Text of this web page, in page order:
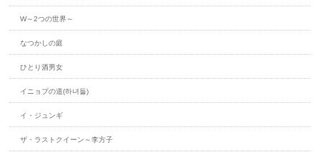
W～2つの世界～
なつかしの庭
ひとり酒男女
イニョプの道(하녀들)
イ・ジュンギ
ザ・ラストクイーン～李方子